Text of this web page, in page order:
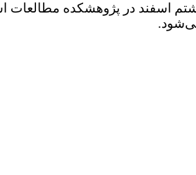
اسفند در پژوهشکده مطالعات